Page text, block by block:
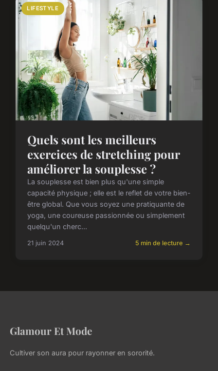
LIFESTYLE
Quels sont les meilleurs
exercices de stretching pour
améliorer la souplesse ?
La souplesse est bien plus qu'une simple
capacité physique ; elle est le reflet de votre bien-
être global. Que vous soyez une pratiquante de
yoga, une coureuse passionnée ou simplement
quelqu'un cherc...
21 juin 2024 5 min de lecture →
Glamour Et Mode
Cultiver son aura pour rayonner en sororité.